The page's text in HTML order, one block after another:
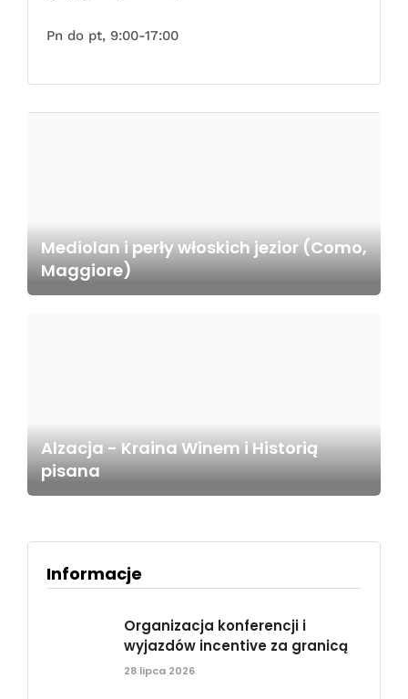
Pn do pt, 9:00-17:00
Mediolan i perły włoskich jezior (Como,
Maggiore)
Alzacja - Kraina Winem i Historią
pisana
Informacje
Organizacja konferencji i
wyjazdów incentive za granicą
28 lipca 2026